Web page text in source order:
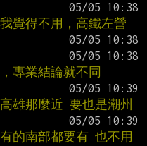
覺得不用，高鐵左營
專業結論就不同
雄那麼近 要也是潮州
的南部都要有 也不用